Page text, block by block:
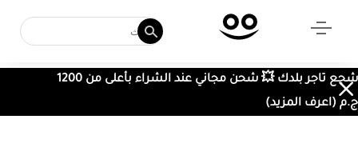
شجع تاجر بلدك 💥 شحن مجاني عند الشراء بأعلى من 1200
ج.م (اعرف المزيد)